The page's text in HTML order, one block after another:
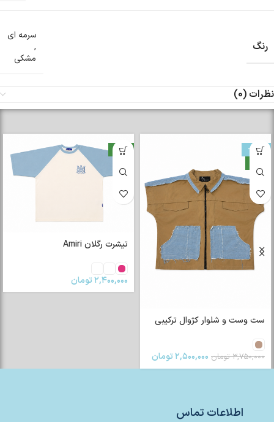
رنگ
سرمه ای
,
مشکی
نظرات (0)
-33%
ست وست و شلوار کژوال ترکیبی
۳,۷۵۰,۰۰۰ تومان ۲,۵۰۰,۰۰۰تومان
جدید
تیشرت رگلان Amiri
۲,۴۰۰,۰۰۰تومان
اطلاعات تماس